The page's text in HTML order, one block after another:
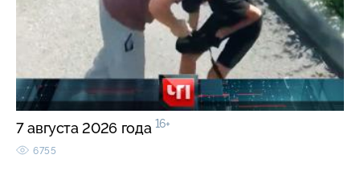
7 августа 2026 года 16+
6755